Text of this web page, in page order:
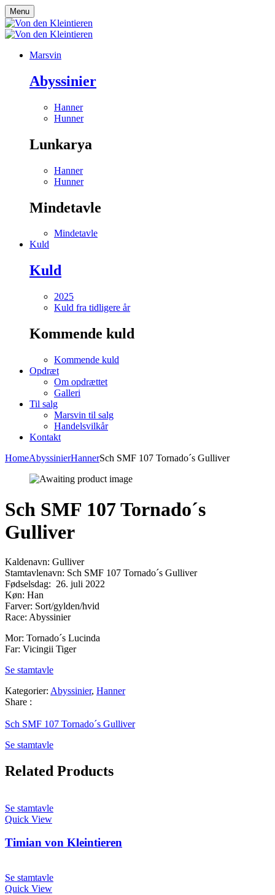
Menu
Marsvin
Abyssinier
Hanner
Hunner
Lunkarya
Hanner
Hunner
Mindetavle
Mindetavle
Kuld
Kuld
2025
Kuld fra tidligere år
Kommende kuld
Kommende kuld
Opdræt
Om opdrættet
Galleri
Til salg
Marsvin til salg
Handelsvilkår
Kontakt
HomeAbyssinierHannerSch SMF 107 Tornado´s Gulliver
Sch SMF 107 Tornado´s
Gulliver
Kaldenavn: Gulliver
Stamtavlenavn: Sch SMF 107 Tornado´s Gulliver
Fødselsdag: 26. juli 2022
Køn: Han
Farver: Sort/gylden/hvid
Race: Abyssinier
Mor: Tornado´s Lucinda
Far: Vicingii Tiger
Se stamtavle
Kategorier: Abyssinier, Hanner
Share :
Sch SMF 107 Tornado´s Gulliver
Se stamtavle
Related Products
Se stamtavle
Quick View
Timian von Kleintieren
Se stamtavle
Quick View